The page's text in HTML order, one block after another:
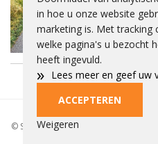
Fietspad
vanwege
scheuren
© Spieke 2026 - Het is niet
in hoe u onze website
marketing is. Met tracking
welke pagina's u bezocht
heeft ingevuld.
» Lees meer en geef uw
ACCEPTEREN
Weigeren